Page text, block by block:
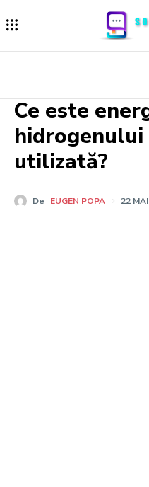
Ce este
utilizată?
De EUGEN POPA 22